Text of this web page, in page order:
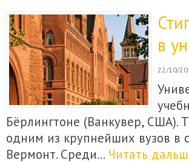
в
22/10/
Бёрлингтоне (Ванкувер, США).
одним из крупнейших вузов в
Вермонт. Среди… Читать